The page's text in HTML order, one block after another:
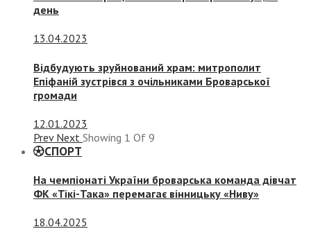
день
13.04.2023
Відбудують зруйнований храм: митрополит
Епіфаній зустрівся з очільниками Броварської
громади
12.01.2023
Prev Next Showing 1 Of 9
СПОРТ
На чемпіонаті України броварська команда дівчат
ФК «Тікі-Така» перемагає вінницьку «Ниву»
18.04.2025